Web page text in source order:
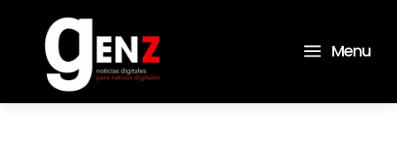
a Menu